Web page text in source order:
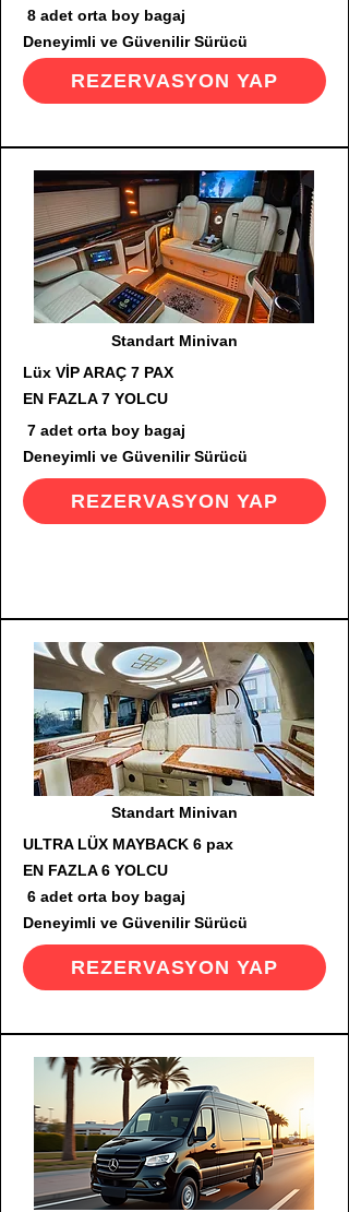
8 adet orta boy bagaj
Deneyimli ve Güvenilir Sürücü
REZERVASYON YAP
Standart Minivan
Lüx VİP ARAÇ 7 PAX
EN FAZLA 7 YOLCU
7 adet orta boy bagaj
Deneyimli ve Güvenilir Sürücü
REZERVASYON YAP
Standart Minivan
ULTRA LÜX MAYBACK 6 pax
EN FAZLA 6 YOLCU
6 adet orta boy bagaj
Deneyimli ve Güvenilir Sürücü
REZERVASYON YAP